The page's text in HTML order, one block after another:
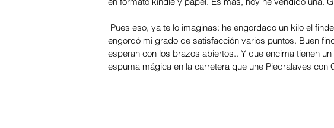
engordó mi grado de satisfacción varios puntos. Buen
esperan con los brazos abiertos.. Y que encima tienen
espuma mágica en la carretera que une Piedralaves con